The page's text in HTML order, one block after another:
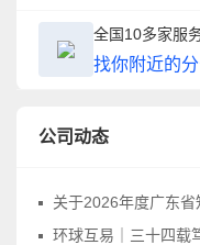
全国10多家服
找你附近的分
公司动态
关于2026年度广东
环球互易｜三十四载